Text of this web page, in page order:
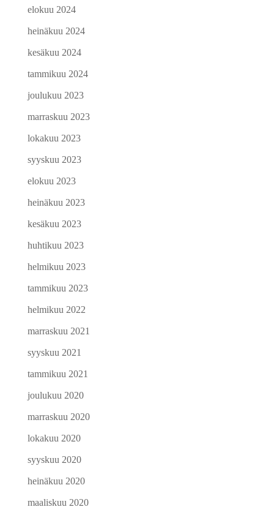
elokuu 2024
heinäkuu 2024
kesäkuu 2024
tammikuu 2024
joulukuu 2023
marraskuu 2023
lokakuu 2023
syyskuu 2023
elokuu 2023
heinäkuu 2023
kesäkuu 2023
huhtikuu 2023
helmikuu 2023
tammikuu 2023
helmikuu 2022
marraskuu 2021
syyskuu 2021
tammikuu 2021
joulukuu 2020
marraskuu 2020
lokakuu 2020
syyskuu 2020
heinäkuu 2020
maaliskuu 2020